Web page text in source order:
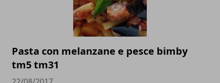
Pasta con melanzane e pesce bimby
tm5 tm31